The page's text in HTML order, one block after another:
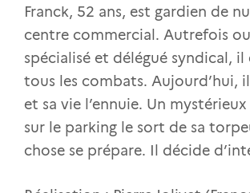
Franck, 52 ans, est gardien de
centre commercial. Autrefois
spécialisé et délégué syndical,
tous les combats. Aujourd’hui,
et sa vie l’ennuie. Un
sur le parking le sort de sa
chose se prépare. Il décide